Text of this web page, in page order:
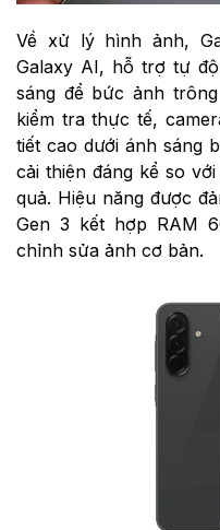
Về xử lý hình ảnh,
Galaxy AI, hỗ trợ tự
sáng để bức ảnh
kiểm tra thực tế,
tiết cao dưới ánh sáng
cải thiện đáng kể so
quả. Hiệu năng được
Gen 3 kết hợp RAM
chỉnh sửa ảnh cơ bản.